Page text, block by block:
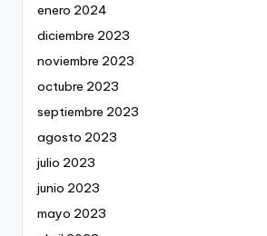
enero 2024
diciembre 2023
noviembre 2023
octubre 2023
septiembre 2023
agosto 2023
julio 2023
junio 2023
mayo 2023